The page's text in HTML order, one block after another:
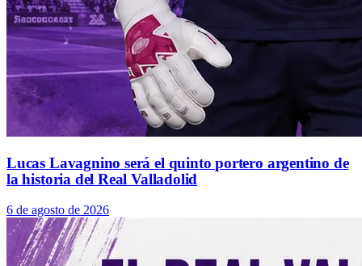
Lucas Lavagnino será el quinto portero argentino de
la historia del Real Valladolid
6 de agosto de 2026